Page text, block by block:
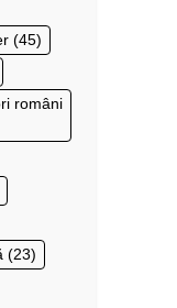
(45)
români
(23)